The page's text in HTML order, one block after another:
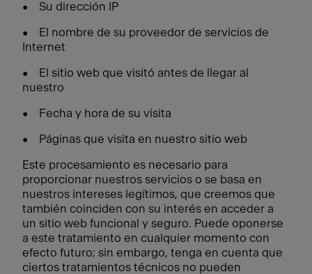
• Su dirección IP
• El nombre de su proveedor de servicios de
Internet
• El sitio web que visitó antes de llegar al
nuestro
• Fecha y hora de su visita
• Páginas que visita en nuestro sitio web
Este procesamiento es necesario para
proporcionar nuestros servicios o se basa en
nuestros intereses legítimos, que creemos que
también coinciden con su interés en acceder a
un sitio web funcional y seguro. Puede oponerse
a este tratamiento en cualquier momento con
efecto futuro; sin embargo, tenga en cuenta que
ciertos tratamientos técnicos no pueden